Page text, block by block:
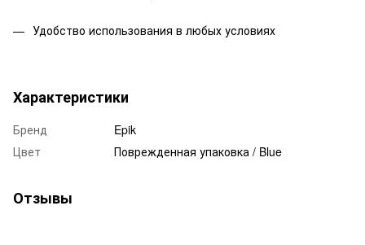
Удобство использования в любых условиях
Характеристики
Бренд
Epik
Цвет
Поврежденная упаковка / Blue
Отзывы